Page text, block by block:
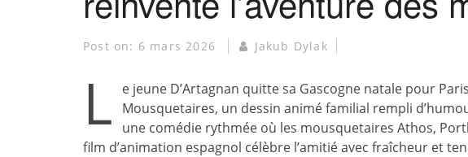
Post on: 6 mars 2026 Jakub Dylak
L
e jeune D’Artagnan quitte sa Gascogne natale pour
Mousquetaires, un dessin animé familial rempli
une comédie rythmée où les mousquetaires Athos,
film d’animation espagnol célèbre l’amitié avec fraîcheur et